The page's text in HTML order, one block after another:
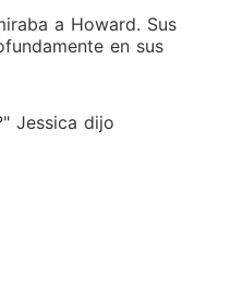
a Howard. Sus
en sus
Jessica dijo